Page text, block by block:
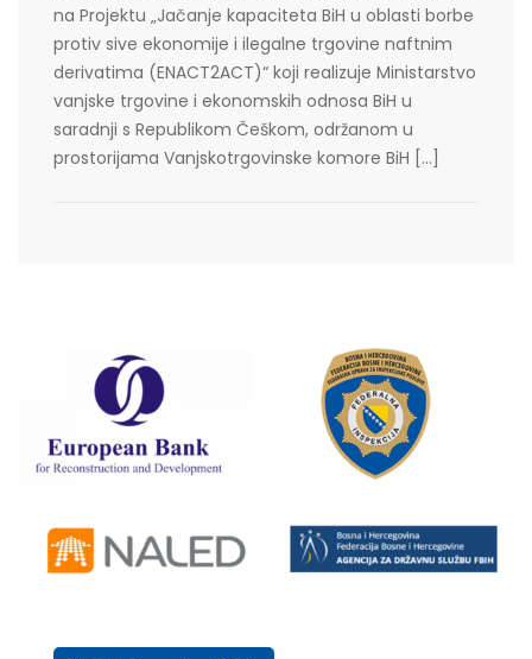
na Projektu „Jačanje kapaciteta BiH u oblasti borbe
protiv sive ekonomije i ilegalne trgovine naftnim
derivatima (ENACT2ACT)“ koji realizuje Ministarstvo
vanjske trgovine i ekonomskih odnosa BiH u
saradnji s Republikom Češkom, održanom u
prostorijama Vanjskotrgovinske komore BiH […]